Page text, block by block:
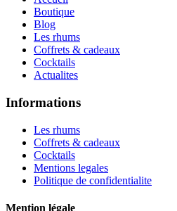
Boutique
Blog
Les rhums
Coffrets & cadeaux
Cocktails
Actualites
Informations
Les rhums
Coffrets & cadeaux
Cocktails
Mentions legales
Politique de confidentialite
Mention légale